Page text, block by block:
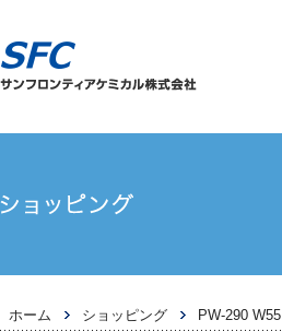
ホーム >
ショッピング >
PW-290 W55